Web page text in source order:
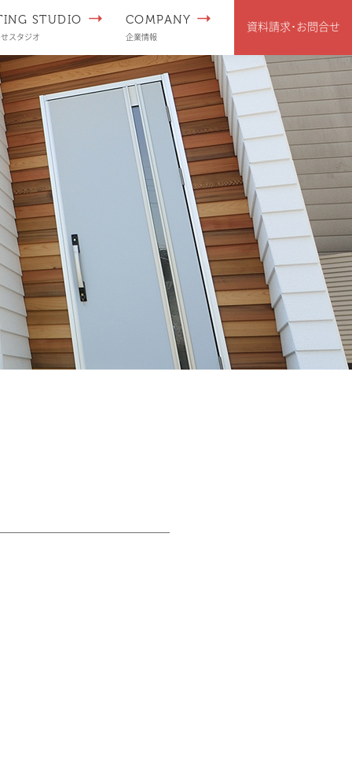
STUDIO
スタジオ
COMPANY
企業情報
資料請求･お問合せ